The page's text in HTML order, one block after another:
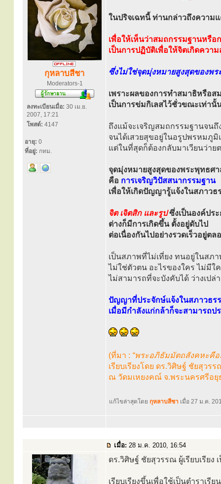
กุหลาบสีชา
Moderators-1
ลงทะเบียนเมื่อ: 30 เม.ย.
2007, 17:21
โพสต์: 4147
อายุ: 0
ที่อยู่: กทม.
ในปริจเฉทนี้ ท่านกล่าวถึงความ
เพื่อให้เห็นว่าสมถกรรมฐานหรือ
เป็นการปฏิบัติเพื่อให้จิตเกิดคว
ซึ่งไม่ใช่จุดมุ่งหมายสูงสุดของพ
เพราะผลของการทำสมาธิหรือ
เป็นการข่มกิเลสไว้ชั่วขณะเท่านั้
ถึงแม้จะเจริญสมถกรรมฐานจน
จนได้เสวยสุขอยู่ในอรูปพรหมภูมิ
แต่ในที่สุดก็ต้องกลับมาเวียนว่าย
จุดมุ่งหมายสูงสุดของพระพุทธศ
คือ การเจริญวิปัสสนากรรมฐาน
เพื่อให้เกิดปัญญารู้แจ้งในสภาวธ
จิต เจิตสิก และรูปซึ่งเป็นองค์ปร
ต่างก็มีการเกิดขึ้น ตั้งอยู่ดับไป
ต่อเนื่องกันไปอย่างรวดเร็วอยู่ตล
เป็นสภาพที่ไม่เที่ยง ทนอยู่ในสภา
ไม่ใช่ตัวตน อะไรของใคร ไม่มีใค
ไม่สามารถที่จะบังคับได้ ว่างเปล่
ปัญญาที่ประจักษ์แจ้งในสภาวธร
เมื่อมีกำลังแก่กล้าก็จะสามารถ
(ที่มา : “พระอภิธัมมัตถสังคหะคือ
เรียบเรียงโดย ดร.วิศิษฐ์ ชัยสุว
ณ วัดมเหยงคณ์ จ.พระนครศรีอ
แก้ไขล่าสุดโดย กุหลาบสีชา เมื่อ 27 ม.ค.
เมื่อ: 28 ม.ค. 2010, 16:54
ดร.วิศิษฐ์ ชัยสุวรรณ ผู้เรียบเรียง
เรียบเรียงขึ้นเพื่อใช้เป็นตำราเ